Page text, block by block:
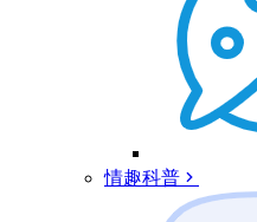
情趣科普